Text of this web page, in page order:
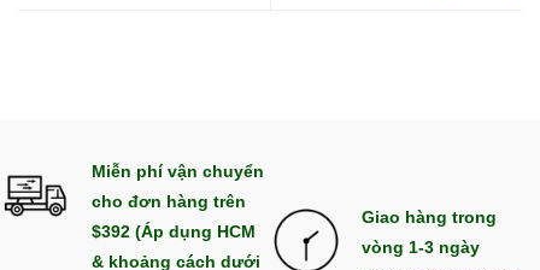
Miễn phí vận chuyển
cho đơn hàng trên
$392 (Áp dụng HCM
& khoảng cách dưới
Giao hàng trong
vòng 1-3 ngày